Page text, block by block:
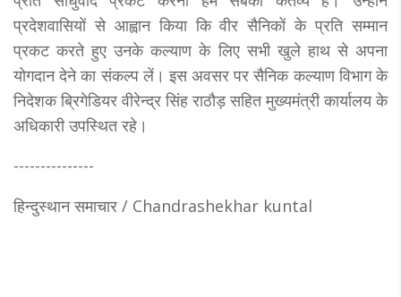
प्रदेशवासियों से आह्वान किया कि वीर सैनिकों के प्रति सम्मान
प्रकट करते हुए उनके कल्याण के लिए सभी खुले हाथ से अपना
योगदान देने का संकल्प लें। इस अवसर पर सैनिक कल्याण विभाग के
निदेशक ब्रिगेडियर वीरेन्द्र सिंह राठौड़ सहित मुख्यमंत्री कार्यालय के
अधिकारी उपस्थित रहे।
---------------
हिन्दुस्थान समाचार / Chandrashekhar kuntal